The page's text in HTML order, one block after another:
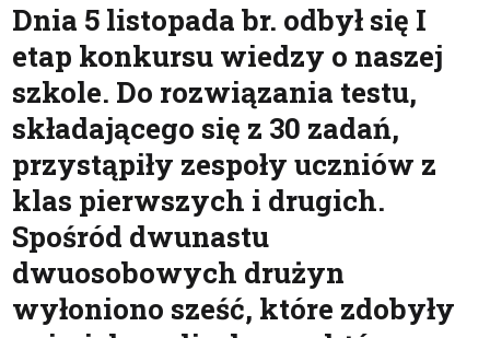
Dnia 5 listopada br. odbył się I
etap konkursu wiedzy o naszej
szkole. Do rozwiązania testu,
składającego się z 30 zadań,
przystąpiły zespoły uczniów z
klas pierwszych i drugich.
Spośród dwunastu
dwuosobowych drużyn
wyłoniono sześć, które zdobyły